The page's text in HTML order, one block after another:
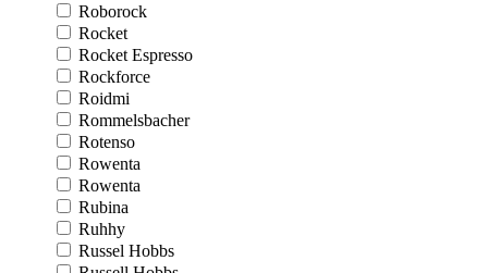
Roborock
Rocket
Rocket Espresso
Rockforce
Roidmi
Rommelsbacher
Rotenso
Rowenta
Rowenta
Rubina
Ruhhy
Russel Hobbs